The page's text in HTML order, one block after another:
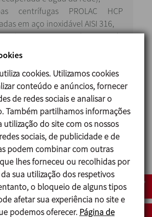
centrífugas PROLAC HCP
em aço inoxidável AISI 316,
sistema completo de
medidores de caudal e
de temperatura.
é feito por meio de um
de placas, garantindo a
ideal em cada fase.
é gerida por um PLC e um
12 polegadas, que permite
o processo, gerir alarmes e
da limpeza.
cumpre os mais elevados
higiene, utilizando materiais AISI
cookies. Utilizamos cookies
conteúdo e anúncios, fornecer
de redes sociais e analisar o
Também partilhamos informações
utilização do site com os nossos
sociais, de publicidade e de
podem combinar com outras
lhes forneceu ou recolhidas por
sua utilização dos respetivos
o bloqueio de alguns tipos
afetar sua experiência no site e
podemos oferecer. Página de